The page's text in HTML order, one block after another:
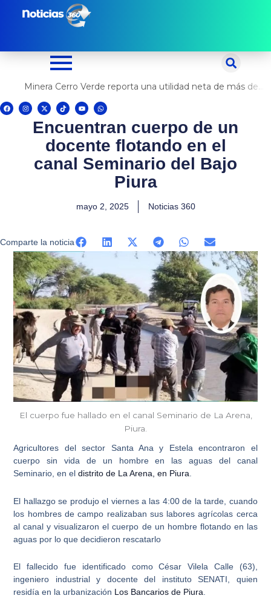
Minera Cerro Verde reporta una utilidad neta de más de US$ 500 millones
F
a
c
I
n
s
X
-
t
w
i
e
T
i
k
t
o
Y
o
u
t
u
e
W
h
a
t
s
p
p
Encuentran cuerpo de un
docente flotando en el
canal Seminario del Bajo
Piura
mayo 2, 2025 Noticias 360
Comparte la noticia
El cuerpo fue hallado en el canal Seminario de La Arena,
Piura.
Agricultores del sector Santa Ana y Estela encontraron el
cuerpo sin vida de un hombre en las aguas del canal
Seminario , en eldistrito de La Arena, en Piura
El hallazgo se produjo el viernes a las 4:00 de la tarde , cuando
los hombres de campo realizaban sus labores agrícolas cerca
al canal y visualizaron el cuerpo de un hombre flotando en las
aguas por lo que decidieron rescatarlo
El fallecido fue identificado comoCésar Vilela Calle (63)
ingeniero industrial y docente del instituto SENATI, quien
residía en la urbanización Los Bancarios de Piura